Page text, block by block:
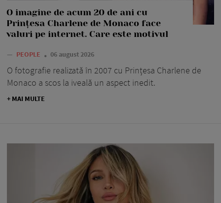
O imagine de acum 20 de ani cu
Prințesa Charlene de Monaco face
valuri pe internet. Care este motivul
— PEOPLE 06 august 2026
O fotografie realizată în 2007 cu Prințesa Charlene de
Monaco a scos la iveală un aspect inedit.
+ MAI MULTE